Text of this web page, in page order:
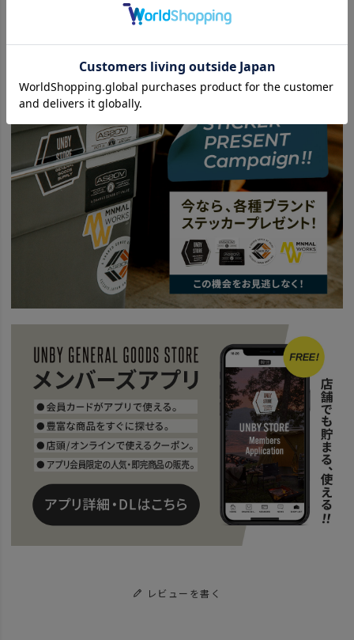
雑貨・ホビー ガーデニング
SPECIAL Stealth Camping in winter
レビューを書く